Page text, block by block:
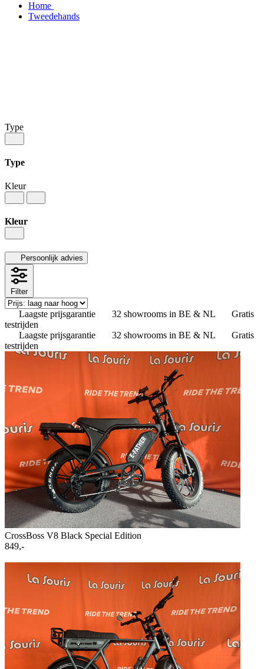
Home
Tweedehands
Type
Type
Kleur
Kleur
Persoonlijk advies
Filter
Laagste prijsgarantie 32 showrooms in BE & NL
Gratis
testrijden
Laagste prijsgarantie
32 showrooms in BE & NL
Gratis
testrijden
CrossBoss V8 Black Special Edition
849,-